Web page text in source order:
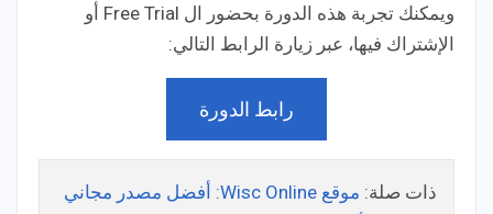
ويمكنك تجربة هذه الدورة بحضور ال Free Trial أو
الإشتراك فيها، عبر زيارة الرابط التالي:
رابط الدورة
ذات صلة:
موقع Wisc Online: أفضل مصدر مجاني